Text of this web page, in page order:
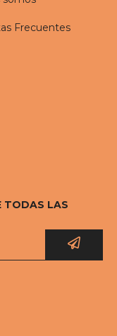
Frecuentes
TODAS LAS